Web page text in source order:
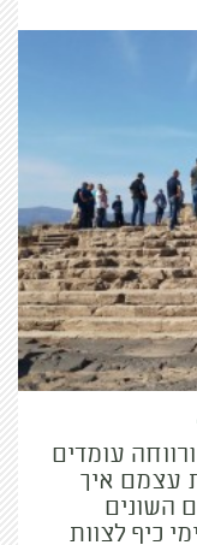
עומדים
עצמם איך
השונים
כיף לצוות